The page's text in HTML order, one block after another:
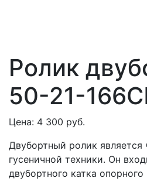
Ролик
50-21-
Цена: 4 300 руб.
Двубортный ролик
гусеничной техники. Он
двубортного катка